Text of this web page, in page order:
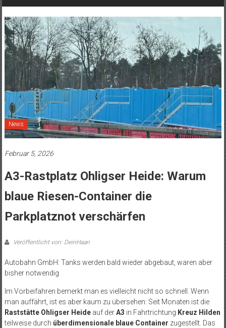
News
Februar 5, 2026
A3-Rastplatz Ohligser Heide: Warum
blaue Riesen-Container die
Parkplatznot verschärfen
Veröffentlicht von: DeinHaan
Autobahn GmbH: Tanks werden bald wieder abgebaut, waren aber
bisher notwendig
Im Vorbeifahren bemerkt man es vielleicht nicht so schnell. Wenn
man auffährt, ist es aber kaum zu übersehen: Seit Monaten ist die
Raststätte Ohligser Heideauf derA3 in Fahrtrichtung Kreuz Hilden
teilweise durch überdimensionale blaue Container zugestellt. Das